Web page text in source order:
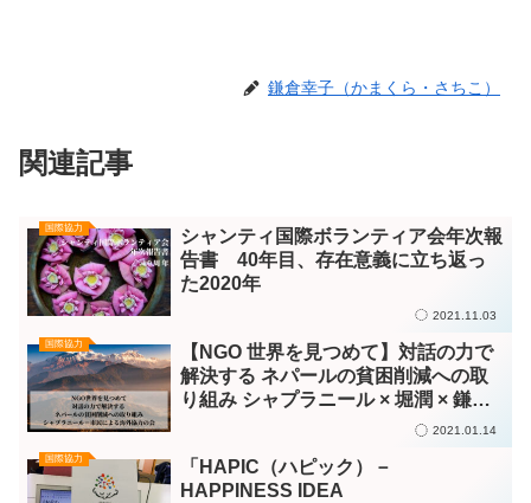
鎌倉幸子（かまくら・さちこ）
関連記事
国際協力
シャンティ国際ボランティア会年次報
告書 40年目、存在意義に立ち返っ
た2020年
2021.11.03
国際協力
【NGO 世界を見つめて】対話の力で
解決する ネパールの貧困削減への取
り組み シャプラニール × 堀潤 × 鎌倉
2021.01.14
国際協力
「HAPIC（ハピック）－
HAPPINESS IDEA